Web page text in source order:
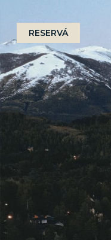
RESERVÁ